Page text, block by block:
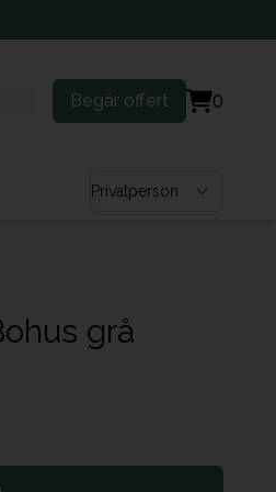
Begär offert 0
Välj kundtyp
grå